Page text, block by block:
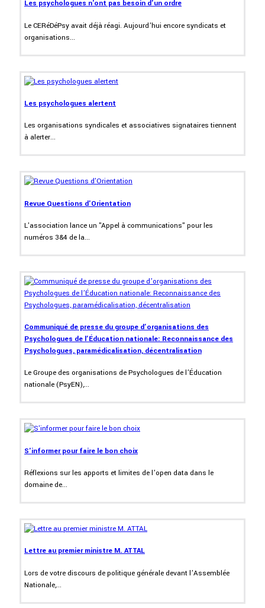
Les psychologues n'ont pas besoin d'un ordre
Le CERéDéPsy avait déjà réagi. Aujourd’hui encore syndicats et
organisations...
Les psychologues alertent
Les organisations syndicales et associatives signataires tiennent
à alerter...
Revue Questions d'Orientation
L'association lance un "Appel à communications" pour les
numéros 3&4 de la...
Communiqué de presse du groupe d’organisations des
Psychologues de l’Éducation nationale: Reconnaissance des
Psychologues, paramédicalisation, décentralisation
Le Groupe des organisations de Psychologues de l’Éducation
nationale (PsyEN),...
S'informer pour faire le bon choix
Réflexions sur les apports et limites de l’open data dans le
domaine de...
Lettre au premier ministre M. ATTAL
Lors de votre discours de politique générale devant l’Assemblée
Nationale,...